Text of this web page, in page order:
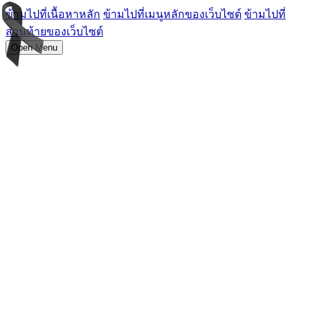
ข้ามไปที่เนื้อหาหลัก ข้ามไปที่เมนูหลักของเว็บไซต์ ข้ามไปที่
ส่วนท้ายของเว็บไซต์
Open Menu